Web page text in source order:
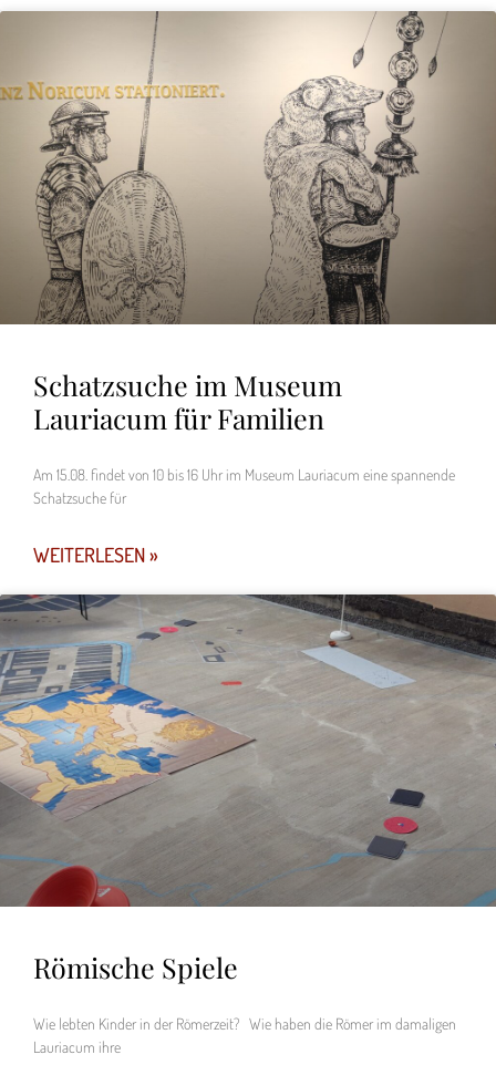
Schatzsuche im Museum
Lauriacum für Familien
Am 15.08. findet von 10 bis 16 Uhr im Museum Lauriacum eine spannende
Schatzsuche für
WEITERLESEN »
Römische Spiele
Wie lebten Kinder in der Römerzeit? Wie haben die Römer im damaligen
Lauriacum ihre